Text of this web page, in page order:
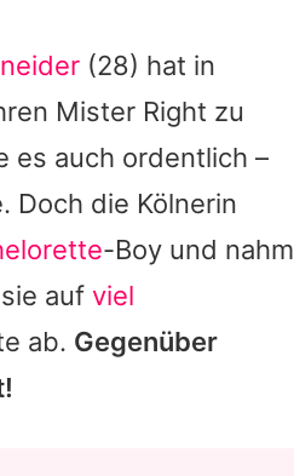
(28) hat in
Mister Right zu
es auch ordentlich –
Doch die Kölnerin
-Boy und nahm
auf viel
ab. Gegenüber